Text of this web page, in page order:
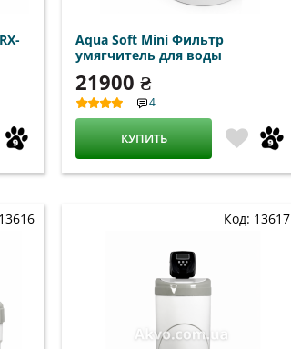
Aqua Soft Mini Фильтр
умягчитель для воды
21900 ₴
4
КУПИТЬ
Код: 13617